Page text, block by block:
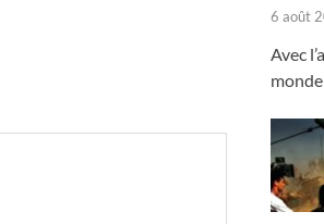
6 août
Avec